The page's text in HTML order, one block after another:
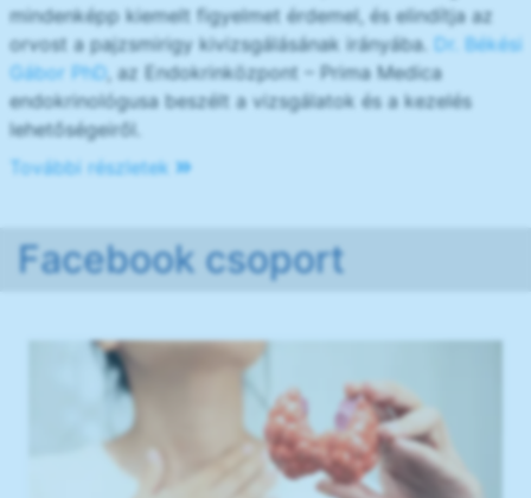
mindenképp kiemelt figyelmet érdemel, és elindítja az
orvost a pajzsmirigy kivizsgálásának irányába. Dr. Békési
Gábor PhD, az Endokrinközpont – Prima Medica
endokrinológusa beszélt a vizsgálatok és a kezelés
lehetőségeiről.
További részletek
Facebook csoport